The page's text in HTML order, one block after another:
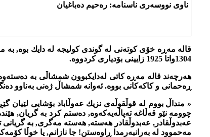
ناوی نووسه‌ری ناسنامه‌: ره‌حیم ده‌باغیان
1304واتا 1925 زایینی بۆدیاری كردووه‌.
هه‌رچه‌ند قاله‌ مه‌ڕه‌ كاتی له‌دایكبوون شمشاڵی به‌
ڕه‌حمانی و كاكه‌كانی بووه‌. ئه‌وانه‌ شمشاڵ ژه‌نی به‌ناوو
« منداڵ بووم له‌ قوڵقوڵه‌ی نزیك عه‌وڵاباد بۆشایی
چوومه‌ نێو قه‌ڵاغه‌ ته‌پاڵه‌یه‌كه‌وه‌, ده‌ستم كرد به‌ گریان,
عه‌بدوڵقادر, عه‌بدوڵقادر هه‌سته‌, هه‌سته‌ مه‌گری, به‌
مه‌حموود له‌ به‌رانبه‌رمدا ڕاوه‌ستن! جا نازانم, یا خوڵا